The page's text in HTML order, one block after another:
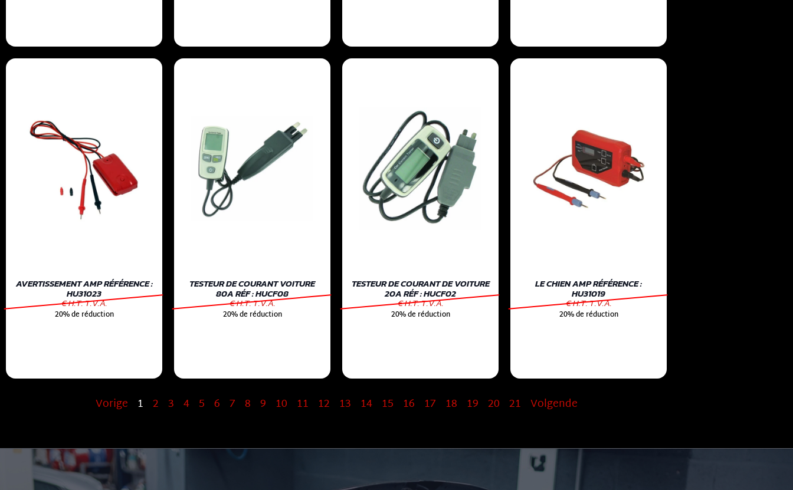
AVERTISSEMENT AMP RÉFÉRENCE :
HU31023
€ H.T. T.V.A.
20% de réduction
TESTEUR DE COURANT VOITURE
80A RÉF : HUCF08
€ H.T. T.V.A.
20% de réduction
TESTEUR DE COURANT DE VOITURE
20A RÉF : HUCF02
€ H.T. T.V.A.
20% de réduction
LE CHIEN AMP RÉFÉRENCE :
HU31019
€ H.T. T.V.A.
20% de réduction
Vorige 1 2 3 4 5 6 7 8 9 10 11 12 13 14 15 16 17 18 19 20 21 Volgende